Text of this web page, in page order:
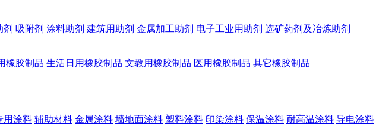
吸附剂 涂料助剂 建筑用助剂 金属加工助剂 电子工业用助剂 选矿药剂及冶炼助剂
橡胶制品 生活日用橡胶制品 文教用橡胶制品 医用橡胶制品 其它橡胶制品
用涂料 辅助材料 金属涂料 墙地面涂料 塑料涂料 印染涂料 保温涂料 耐高温涂料 导电涂料